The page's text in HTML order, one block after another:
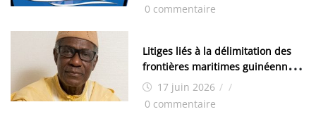
0 commentaire
Litiges liés à la délimitation des
frontières maritimes guinéennes:
Idrissa Chérif écrit au ministre
des Hydrocarbures
17 juin 2026 / /
0 commentaire